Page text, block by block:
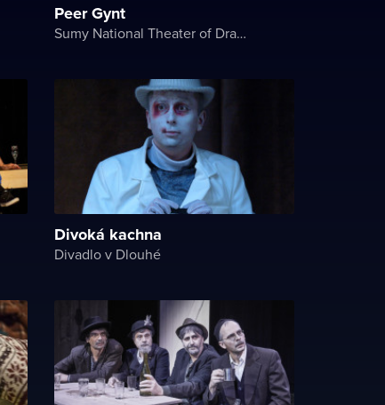
Peer Gynt
Sumy National Theater of Drama and Musical Comedy named after M. Shchepkin
Divoká kachna
Divadlo v Dlouhé